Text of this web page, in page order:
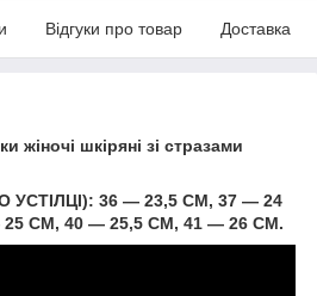
Відгуки про товар Доставка
жіночі шкіряні зі стразами
УСТІЛЦІ): 36 — 23,5 СМ, 37 — 24
СМ, 40 — 25,5 СМ, 41 — 26 СМ.